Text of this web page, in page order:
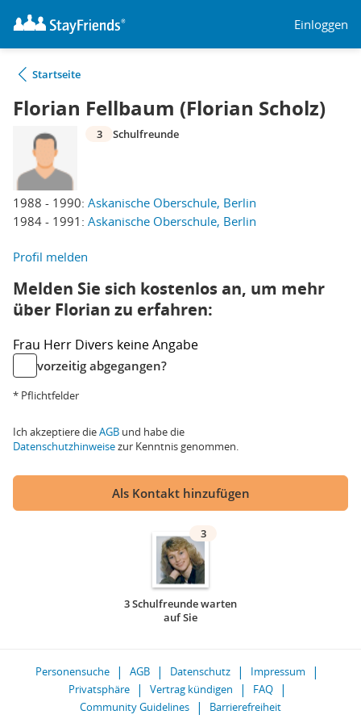
Einloggen
Startseite
Florian Fellbaum (Florian Scholz)
1988 - 1990: Askanische Oberschule, Berlin
1984 - 1991: Askanische Oberschule, Berlin
3 Schulfreunde
Profil melden
Melden Sie sich kostenlos an, um mehr
über Florian zu erfahren:
Frau Herr Divers keine Angabe
vorzeitig abgegangen?
* Pflichtfelder
Ich akzeptiere dieAGB und habe die
Datenschutzhinweisezur Kenntnis genommen.
Als Kontakt hinzufügen
3
3 Schulfreunde warten
auf Sie
Personensuche AGB Datenschutz
Impressum
Privatsphäre
Vertrag kündigen
FAQ
Community Guidelines
Barrierefreiheit